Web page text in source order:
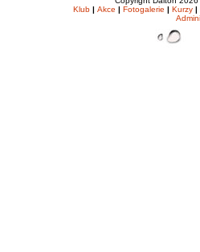
Klub | Akce | Fotogalerie | Kurzy |